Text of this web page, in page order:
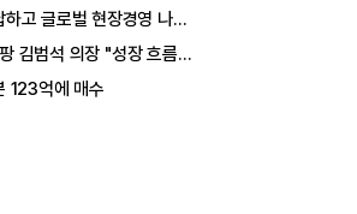
글로벌 현장경영 나선다
장 "성장 흐름은 변하지 않았다"
123억에 매수